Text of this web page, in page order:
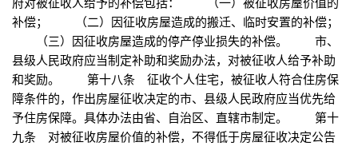
补偿； （二）因征收房屋造成的搬迁、临时安置的补偿；
（三）因征收房屋造成的停产停业损失的补偿。 市、
县级人民政府应当制定补助和奖励办法，对被征收人给予补助
和奖励。 第十八条 征收个人住宅，被征收人符合住房保
障条件的，作出房屋征收决定的市、县级人民政府应当优先给
予住房保障。具体办法由省、自治区、直辖市制定。 第十
九条 对被征收房屋价值的补偿，不得低于房屋征收决定公告